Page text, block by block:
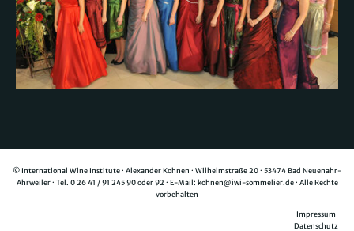
© International Wine Institute · Alexander Kohnen · Wilhelmstraße 20 · 53474 Bad Neuenahr-
Ahrweiler · Tel. 0 26 41 / 91 245 90oder92 · E-Mail: kohnen@iwi-sommelier.de· Alle Rechte
vorbehalten
Impressum
Datenschutz